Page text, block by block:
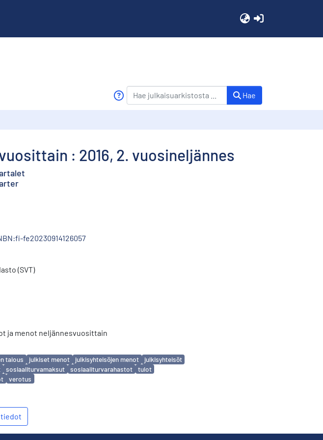
Hae
: 2016, 2. vuosineljännes
fe20230914126057
(SVT)
ja menot neljännesvuosittain
talous julkiset menot julkisyhteisöjen menot
julkisyhteisöt
sosiaaliturvamaksut sosiaaliturvarahastot
tulot
verotus